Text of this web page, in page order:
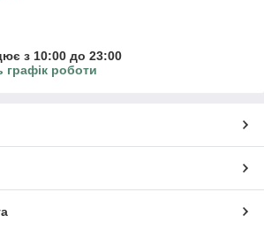
з 10:00 до 23:00
графік роботи